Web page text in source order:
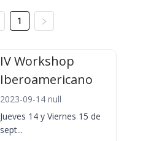
1
IV Workshop
Iberoamericano
2023-09-14 null
Jueves 14 y Viernes 15 de
sept...